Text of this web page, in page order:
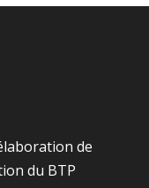
de
du BTP